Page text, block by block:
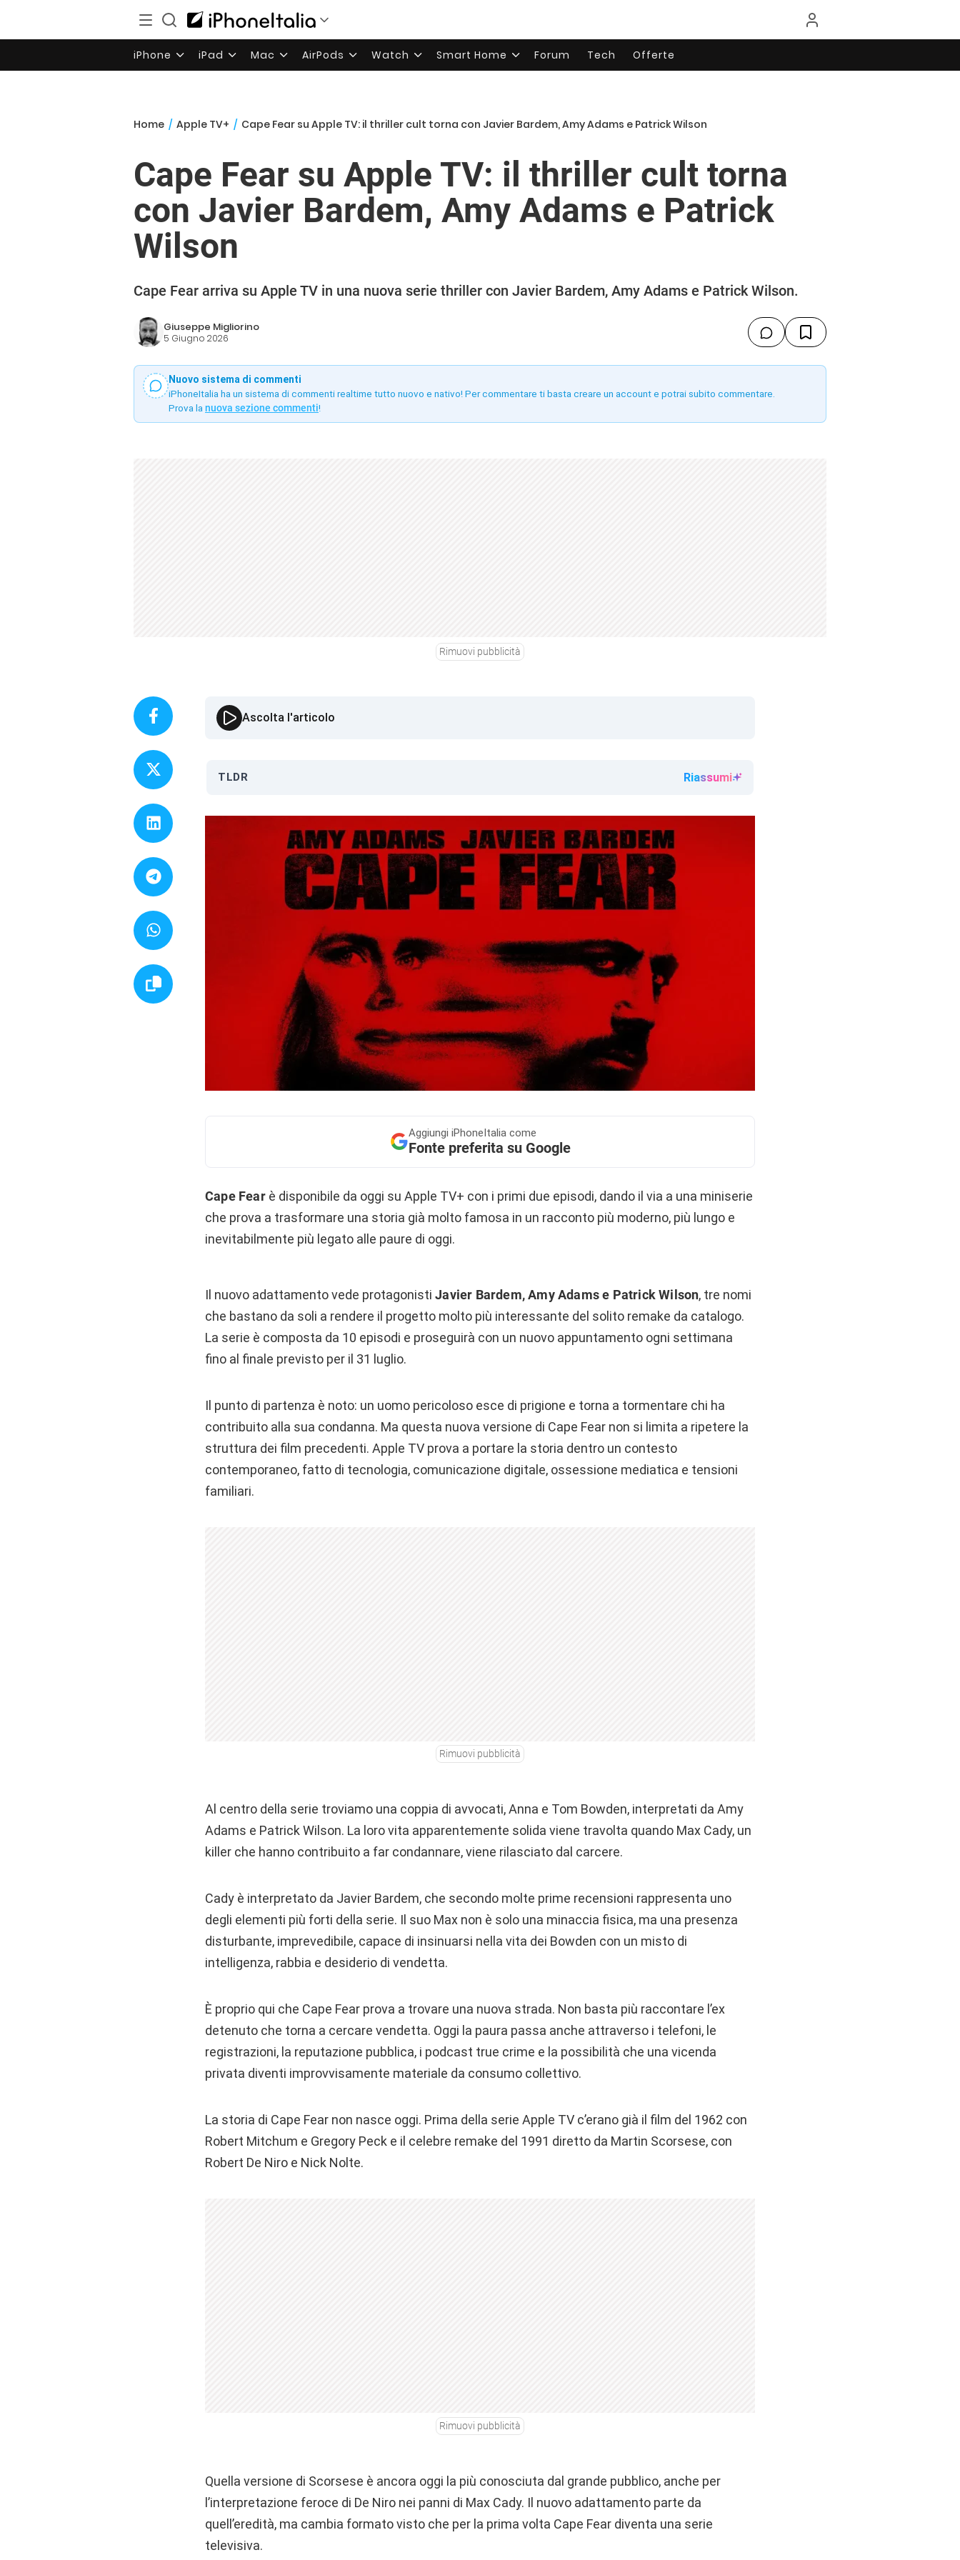
iPhone iPad Mac AirPods Watch Smart Home Forum Tech Offerte
Home / Apple TV+ / Cape Fear su Apple TV: il thriller cult torna con Javier Bardem, Amy Adams e Patrick Wilson
Cape Fear su Apple TV: il thriller cult torna
con Javier Bardem, Amy Adams e Patrick
Wilson
Cape Fear arriva su Apple TV in una nuova serie thriller con Javier Bardem, Amy Adams e Patrick Wilson.
Giuseppe Migliorino
5 Giugno 2026
Nuovo sistema di commenti
iPhoneItalia ha un sistema di commenti realtime tutto nuovo e nativo! Per commentare ti basta creare un account e potrai subito commentare.
Prova la nuova sezione commenti!
Rimuovi pubblicità
Ascolta l'articolo
TLDR Riassumi
Aggiungi iPhoneItalia come
Fonte preferita su Google
Cape Fearè disponibile da oggi su Apple TV+ con i primi due episodi, dando il via a una miniserie
che prova a trasformare una storia già molto famosa in un racconto più moderno, più lungo e
inevitabilmente più legato alle paure di oggi.
Il nuovo adattamento vede protagonisti Javier Bardem, Amy Adams e Patrick Wilson, tre nomi
che bastano da soli a rendere il progetto molto più interessante del solito remake da catalogo.
La serie è composta da 10 episodi e proseguirà con un nuovo appuntamento ogni settimana
fino al finale previsto per il 31 luglio.
Il punto di partenza è noto: un uomo pericoloso esce di prigione e torna a tormentare chi ha
contribuito alla sua condanna. Ma questa nuova versione di Cape Fear non si limita a ripetere la
struttura dei film precedenti. Apple TV prova a portare la storia dentro un contesto
contemporaneo, fatto di tecnologia, comunicazione digitale, ossessione mediatica e tensioni
familiari.
Rimuovi pubblicità
Al centro della serie troviamo una coppia di avvocati, Anna e Tom Bowden, interpretati da Amy
Adams e Patrick Wilson. La loro vita apparentemente solida viene travolta quando Max Cady, un
killer che hanno contribuito a far condannare, viene rilasciato dal carcere.
Cady è interpretato da Javier Bardem, che secondo molte prime recensioni rappresenta uno
degli elementi più forti della serie. Il suo Max non è solo una minaccia fisica, ma una presenza
disturbante, imprevedibile, capace di insinuarsi nella vita dei Bowden con un misto di
intelligenza, rabbia e desiderio di vendetta.
È proprio qui che Cape Fear prova a trovare una nuova strada. Non basta più raccontare l’ex
detenuto che torna a cercare vendetta. Oggi la paura passa anche attraverso i telefoni, le
registrazioni, la reputazione pubblica, i podcast true crime e la possibilità che una vicenda
privata diventi improvvisamente materiale da consumo collettivo.
La storia di Cape Fear non nasce oggi. Prima della serie Apple TV c’erano già il film del 1962 con
Robert Mitchum e Gregory Peck e il celebre remake del 1991 diretto da Martin Scorsese, con
Robert De Niro e Nick Nolte.
Rimuovi pubblicità
Quella versione di Scorsese è ancora oggi la più conosciuta dal grande pubblico, anche per
l’interpretazione feroce di De Niro nei panni di Max Cady. Il nuovo adattamento parte da
quell’eredità, ma cambia formato visto che per la prima volta Cape Fear diventa una serie
televisiva.